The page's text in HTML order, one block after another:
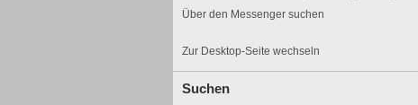
Über den Messenger suchen
Zur Desktop-Seite wechseln
Suchen